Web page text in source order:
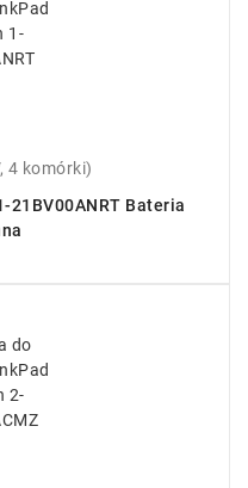
4 komórki)
21BV00ANRT Bateria